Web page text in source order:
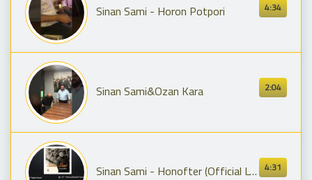
4:34
Sinan Sami - Horon Potpori
2:04
Sinan Sami&Ozan Kara
4:31
Sinan Sami - Honofter (Official Lyric) ✔️